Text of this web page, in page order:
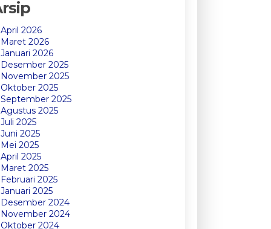
April 2026
Maret 2026
Januari 2026
Desember 2025
November 2025
Oktober 2025
September 2025
Agustus 2025
Juli 2025
Juni 2025
Mei 2025
April 2025
Maret 2025
Februari 2025
Januari 2025
Desember 2024
November 2024
Oktober 2024